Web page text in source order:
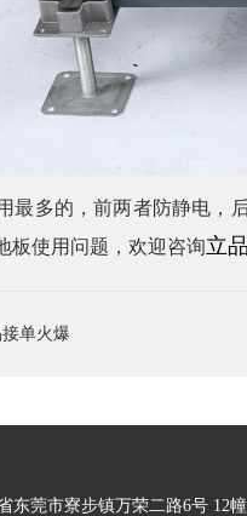
最多的，前两者防静电，
板使用问题，欢迎咨询立
单火爆
东莞市寮步镇万荣二路6号 12